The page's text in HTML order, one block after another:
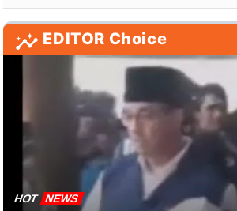
EDITOR Choice
HOT NEWS